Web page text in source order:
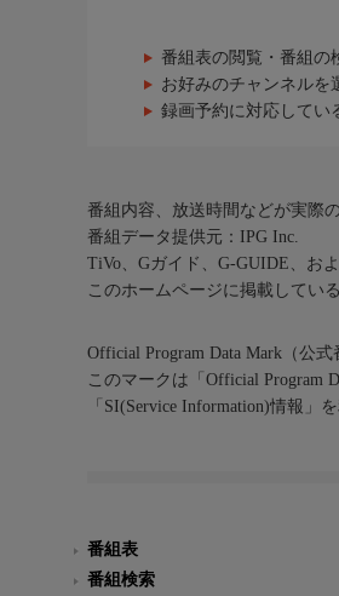
番組表の閲覧・番組の
お好みのチャンネルを
録画予約に対応してい
番組内容、放送時間などが実際
番組データ提供元：IPG Inc.
TiVo、Gガイド、G-GUIDE、お
このホームページに掲載してい
Official Program Data Mark（公式
このマークは「Official Program
「SI(Service Information)情報」
番組表
番組検索